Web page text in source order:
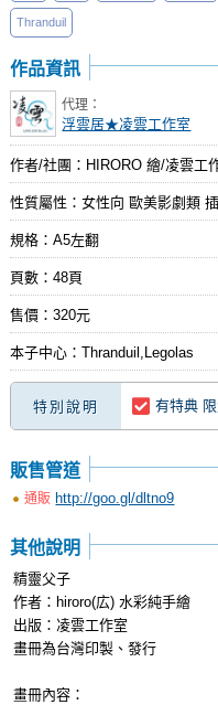
Thranduil
作品資訊
代理：
浮雲居★凌雲工作室
作者/社團：HIRORO 繪/凌雲工
性質屬性：女性向 歐美影劇類
規格：A5左翻
頁數：48頁
售價：320元
本子中心：Thranduil,Legolas
特別說明 有特典
販售管道
通販 http://goo.gl/dltno9
其他說明
精靈父子
作者：hiroro(広) 水彩純手繪
出版：凌雲工作室
畫冊為台灣印製、發行
畫冊內容：